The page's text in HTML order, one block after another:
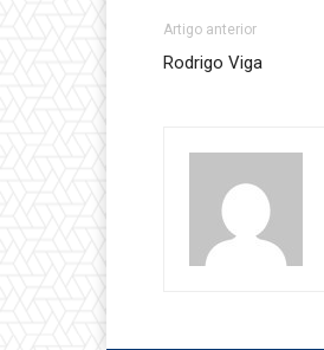
Artigo anterior
Rodrigo Viga